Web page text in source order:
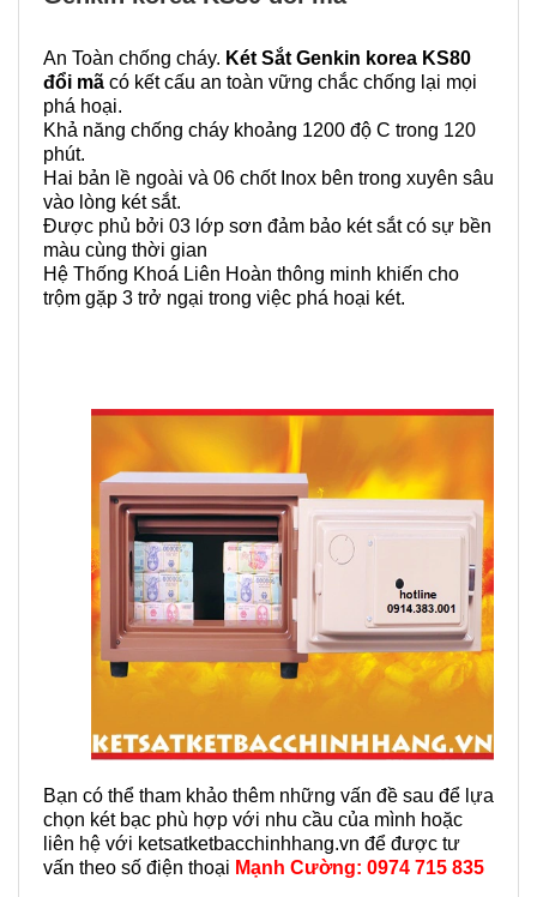
An Toàn chống cháy. Két Sắt Genkin korea KS80
đổi mã có kết cấu an toàn vững chắc chống lại mọi
phá hoại.
Khả năng chống cháy khoảng 1200 độ C trong 120
phút.
Hai bản lề ngoài và 06 chốt Inox bên trong xuyên sâu
vào lòng két sắt.
Được phủ bởi 03 lớp sơn đảm bảo két sắt có sự bền
màu cùng thời gian
Hệ Thống Khoá Liên Hoàn thông minh khiến cho
trộm gặp 3 trở ngại trong việc phá hoại két.
Bạn có thể tham khảo thêm những vấn đề sau để lựa
chọn két bạc phù hợp với nhu cầu của mình hoặc
liên hệ với ketsatketbacchinhhang.vn để được tư
vấn theo số điện thoại Mạnh Cường: 0974 715 835